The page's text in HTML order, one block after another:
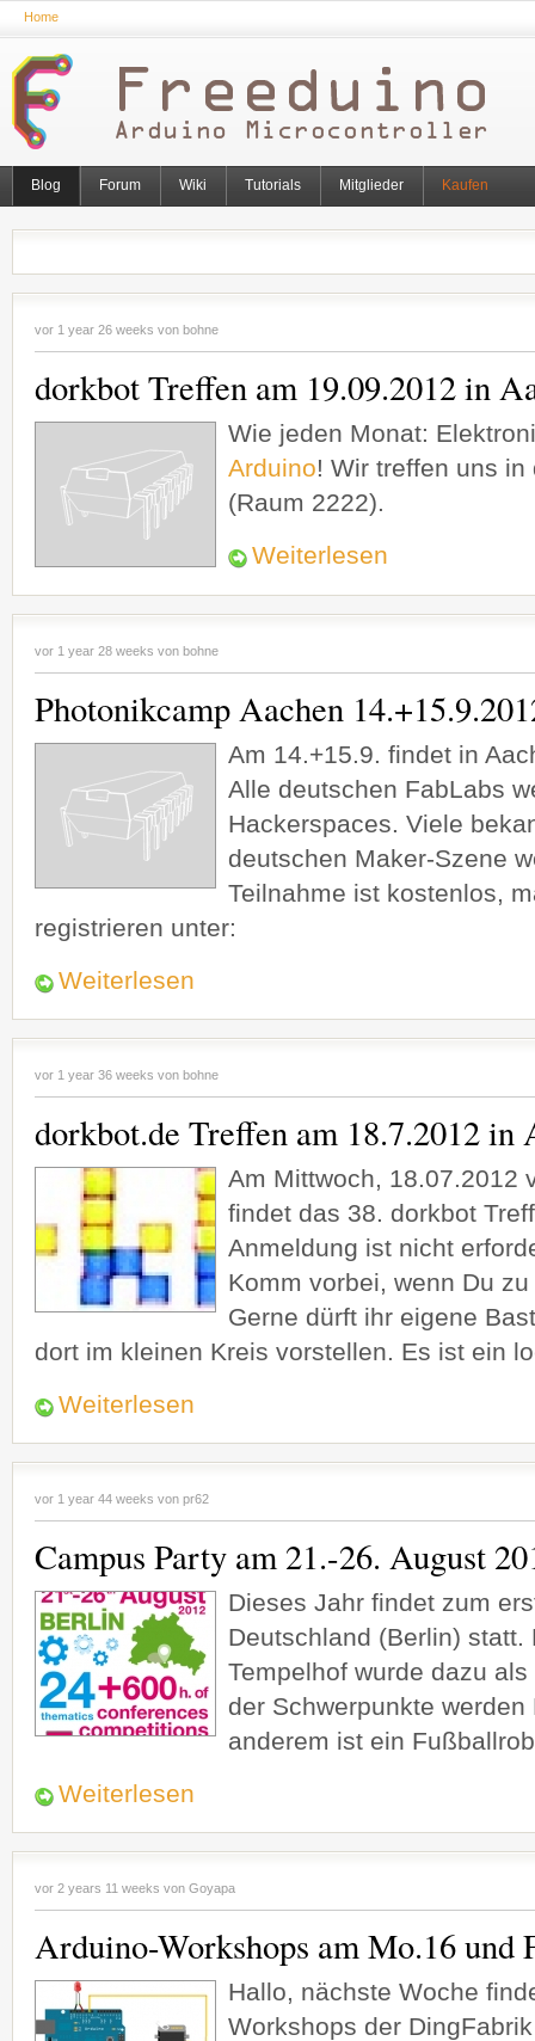
Home
Blog Forum Wiki Tutorials Mitglieder Kaufen
vor 1 year 26 weeks von bohne
dorkbot Treffen am 19.09.2012 in
Wie jeden Monat:
Arduino! Wir treffen uns
(Raum 2222).
Weiterlesen
vor 1 year 28 weeks von bohne
Photonikcamp Aachen
Am 14.+15.9. findet in
Alle deutschen FabLabs
Hackerspaces. Viele
deutschen Maker-Szene
Teilnahme ist kostenlos,
registrieren unter:
Weiterlesen
vor 1 year 36 weeks von bohne
dorkbot.de Treffen am 18.7.2012 in
Am Mittwoch, 18.07.2012
findet das 38. dorkbot
Anmeldung ist nicht
Komm vorbei, wenn Du
Gerne dürft ihr eigene
dort im kleinen Kreis vorstellen. Es ist ein
Weiterlesen
vor 1 year 44 weeks von pr62
Campus Party am 21.-26. August
Dieses Jahr findet zum
Deutschland (Berlin)
Tempelhof wurde dazu
der Schwerpunkte
anderem ist ein
Weiterlesen
vor 2 years 11 weeks von Goyapa
Arduino-Workshops am Mo.16 und
Hallo, nächste Woche
Workshops der